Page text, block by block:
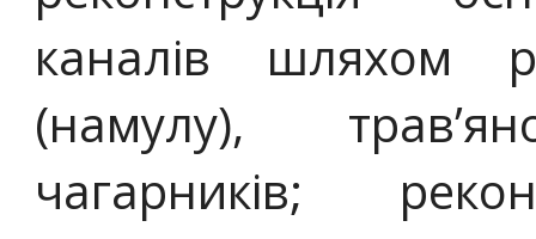
каналів шляхом
(намулу),
чагарників;